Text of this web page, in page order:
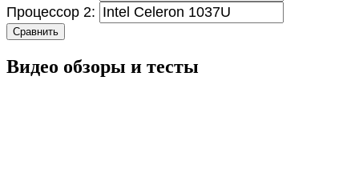
Процессор 2:
Сравнить
Видео обзоры и тесты